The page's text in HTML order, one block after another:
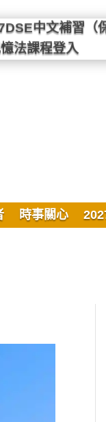
中文補習（
法課程登入
時事關心